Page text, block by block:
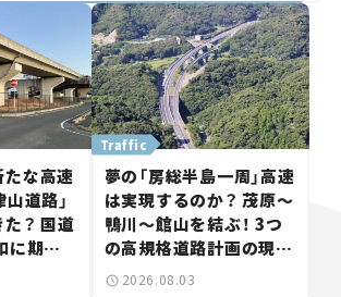
な高速
山道路」
？ 国道
期待。
が【い
Traffic
夢の「房総半島一周」高速
は実現するのか？ 茂原～
鴨川～館山を結ぶ！ 3つ
の高規格道路計画の現
状。「館山鴨川道路」で検
2026.08.03